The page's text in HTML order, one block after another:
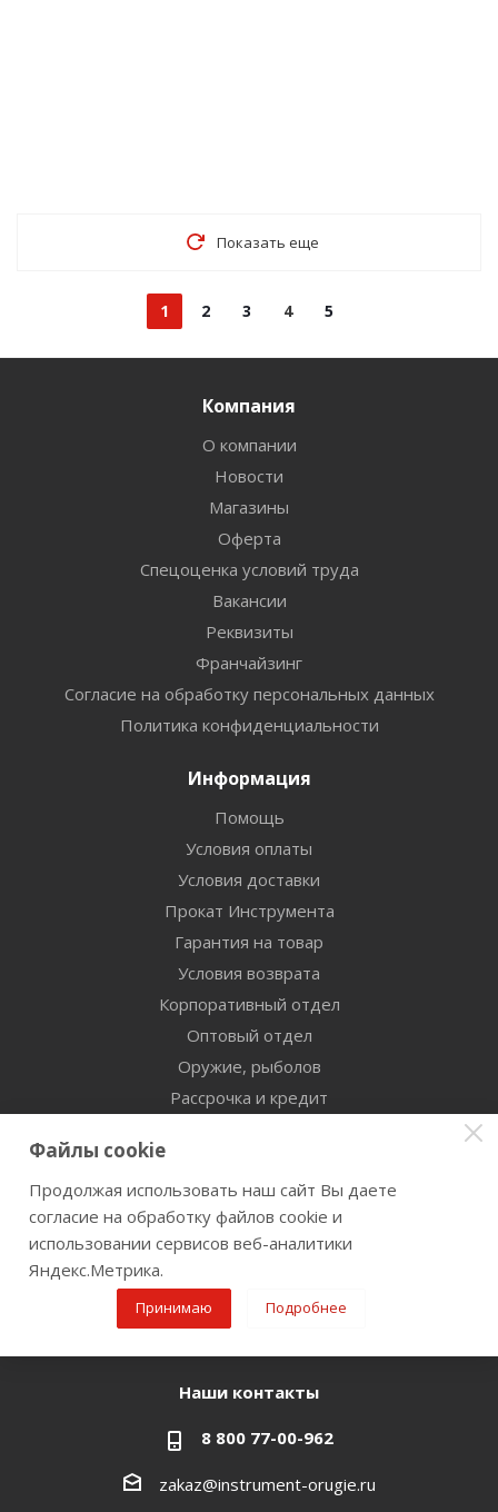
Показать еще
1 2 3 4 5
Компания
О компании
Новости
Магазины
Оферта
Спецоценка условий труда
Вакансии
Реквизиты
Франчайзинг
Согласие на обработку персональных данных
Политика конфиденциальности
Информация
Помощь
Условия оплаты
Условия доставки
Прокат Инструмента
Гарантия на товар
Условия возврата
Корпоративный отдел
Оптовый отдел
Оружие, рыболов
Рассрочка и кредит
Помощь
Бренды
Оставайтесь на связи
Наши контакты
8 800 77-00-962
zakaz@instrument-orugie.ru
Файлы cookie
Продолжая использовать наш сайт Вы даете
согласие на обработку файлов cookie и
использовании сервисов веб-аналитики
Яндекс.Метрика.
Принимаю Подробнее